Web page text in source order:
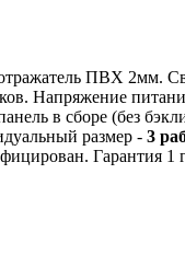
ПВХ 2мм.
Напряжение
в сборе (без
размер - 3
Гарантия 1